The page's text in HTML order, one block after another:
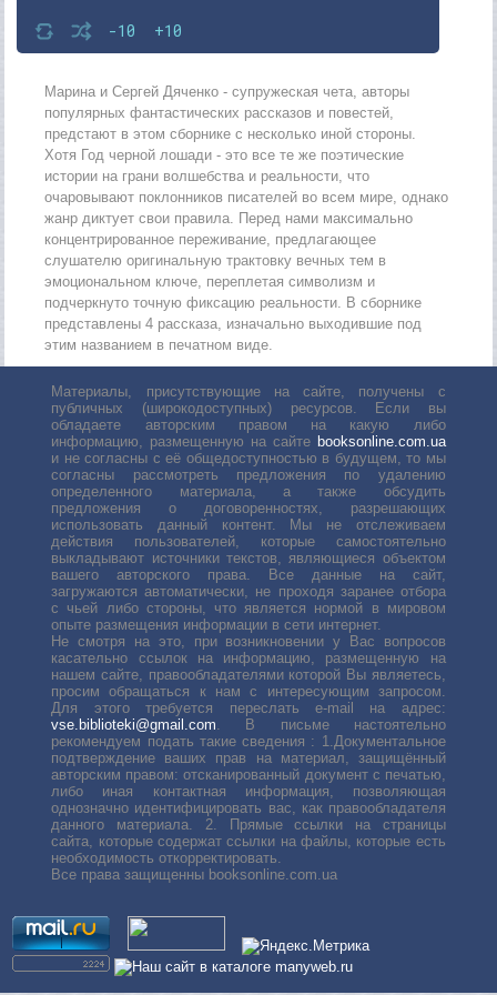
-10 +10
Марина и Сергей Дяченко - супружеская чета, авторы
популярных фантастических рассказов и повестей,
предстают в этом сборнике с несколько иной стороны.
Хотя Год черной лошади - это все те же поэтические
истории на грани волшебства и реальности, что
очаровывают поклонников писателей во всем мире, однако
жанр диктует свои правила. Перед нами максимально
концентрированное переживание, предлагающее
слушателю оригинальную трактовку вечных тем в
эмоциональном ключе, переплетая символизм и
подчеркнуто точную фиксацию реальности. В сборнике
представлены 4 рассказа, изначально выходившие под
этим названием в печатном виде.
Материалы, присутствующие на сайте, получены с
публичных (широкодоступных) ресурсов. Если вы
обладаете авторским правом на какую либо
информацию, размещенную на сайте booksonline.com.ua
и не согласны с её общедоступностью в будущем, то мы
согласны рассмотреть предложения по удалению
определенного материала, а также обсудить
предложения о договоренностях, разрешающих
использовать данный контент. Мы не отслеживаем
действия пользователей, которые самостоятельно
выкладывают источники текстов, являющиеся объектом
вашего авторского права. Все данные на сайт,
загружаются автоматически, не проходя заранее отбора
с чьей либо стороны, что является нормой в мировом
опыте размещения информации в сети интернет.
Не смотря на это, при возникновении у Вас вопросов
касательно ссылок на информацию, размещенную на
нашем сайте, правообладателями которой Вы являетесь,
просим обращаться к нам с интересующим запросом.
Для этого требуется переслать е-mail на адрес:
vse.biblioteki@gmail.com. В письме настоятельно
рекомендуем подать такие сведения : 1.Документальное
подтверждение ваших прав на материал, защищённый
авторским правом: отсканированный документ с печатью,
либо иная контактная информация, позволяющая
однозначно идентифицировать вас, как правообладателя
данного материала. 2. Прямые ссылки на страницы
сайта, которые содержат ссылки на файлы, которые есть
необходимость откорректировать.
Все права защищенны booksonline.com.ua